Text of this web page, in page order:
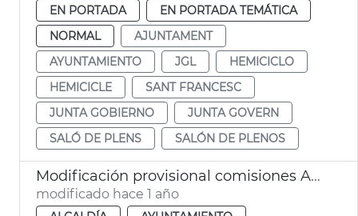
EN PORTADA
EN PORTADA TEMÁTICA
NORMAL
AJUNTAMENT
AYUNTAMIENTO
JGL
HEMICICLO
HEMICICLE
SANT FRANCESC
JUNTA GOBIERNO
JUNTA GOVERN
SALÓ DE PLENS
SALÓN DE PLENOS
Modificación provisional comisiones Ayuntamiento València
modificado hace 1 año